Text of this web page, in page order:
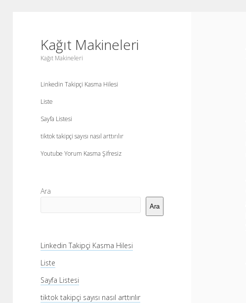
Kağıt Makineleri
Kağıt Makineleri
Linkedin Takipçi Kasma Hilesi
Liste
Sayfa Listesi
tiktok takipçi sayısı nasıl arttırılır
Youtube Yorum Kasma Şifresiz
Yan
Menü
Ara
Ara
Linkedin Takipçi Kasma Hilesi
Liste
Sayfa Listesi
tiktok takipçi sayısı nasıl arttırılır